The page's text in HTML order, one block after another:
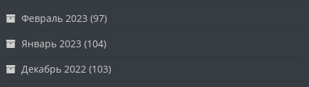
Февраль 2023 (97)
Январь 2023 (104)
Декабрь 2022 (103)